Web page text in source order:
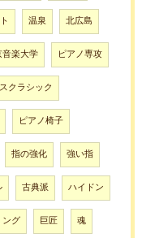
温泉 北広島
楽大学 ピアノ専攻
クラシック
ピアノ椅子
指の強化 強い指
古典派 ハイドン
ング 巨匠 魂